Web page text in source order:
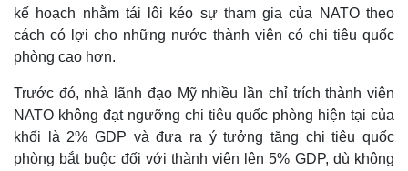
kế hoạch nhằm tái lôi kéo sự tham gia của NATO theo
cách có lợi cho những nước thành viên có chi tiêu quốc
phòng cao hơn.
Trước đó, nhà lãnh đạo Mỹ nhiều lần chỉ trích thành viên
NATO không đạt ngưỡng chi tiêu quốc phòng hiện tại của
khối là 2% GDP và đưa ra ý tưởng tăng chi tiêu quốc
phòng bắt buộc đối với thành viên lên 5% GDP, dù không